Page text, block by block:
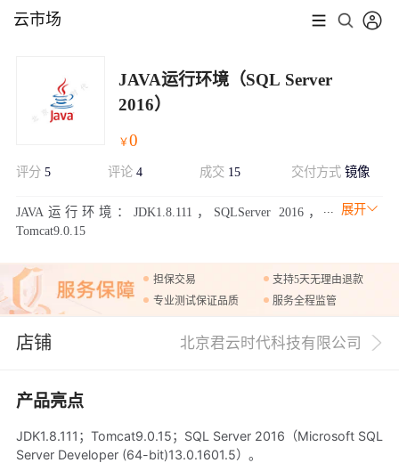
云市场
JAVA运行环境（SQL Server
2016）
￥0
评分 5 评论 4 成交 15 交付方式镜像
展开
JAVA运行环境：JDK1.8.111，SQLServer 2016，
Tomcat9.0.15
担保交易
支持5天无理由退款
专业测试保证品质
服务全程监管
店铺 北京君云时代科技有限公司
产品亮点
JDK1.8.111；Tomcat9.0.15；SQL Server 2016（Microsoft SQL
Server Developer (64-bit)13.0.1601.5）。